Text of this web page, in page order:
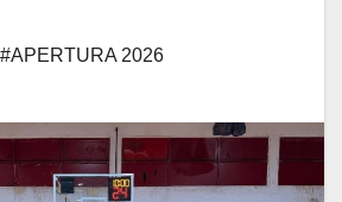
#APERTURA 2026